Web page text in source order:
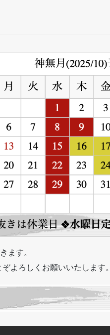
ます。
よろしくお願いいたします。